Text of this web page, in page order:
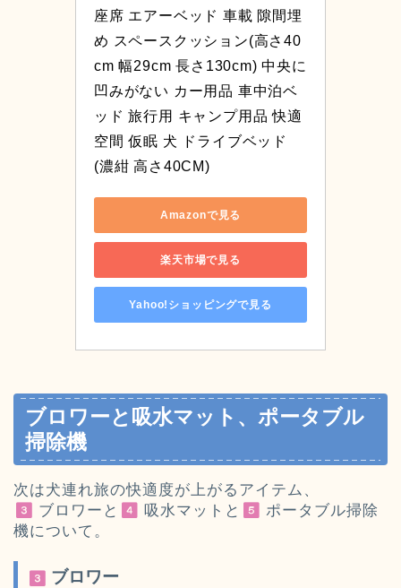
座席 エアーベッド 車載 隙間埋
め スペースクッション(高さ40
cm 幅29cm 長さ130cm) 中央に
凹みがない カー用品 車中泊ベ
ッド 旅行用 キャンプ用品 快適
空間 仮眠 犬 ドライブベッド
(濃紺 高さ40CM)
Amazonで見る
楽天市場で見る
Yahoo!ショッピングで見る
ブロワーと吸水マット、ポータブル
掃除機
次は犬連れ旅の快適度が上がるアイテム、
ブロワーと
吸水マットと
ポータブル掃除
機について。
ブロワー